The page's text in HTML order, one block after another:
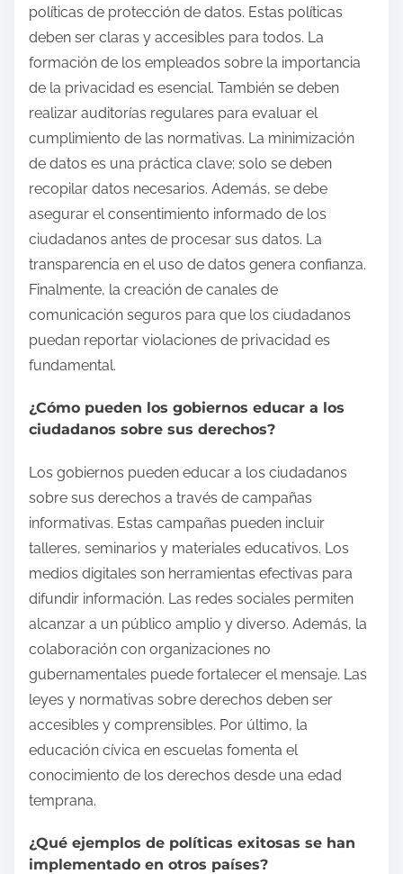
políticas de protección de datos. Estas políticas
deben ser claras y accesibles para todos. La
formación de los empleados sobre la importancia
de la privacidad es esencial. También se deben
realizar auditorías regulares para evaluar el
cumplimiento de las normativas. La minimización
de datos es una práctica clave; solo se deben
recopilar datos necesarios. Además, se debe
asegurar el consentimiento informado de los
ciudadanos antes de procesar sus datos. La
transparencia en el uso de datos genera confianza.
Finalmente, la creación de canales de
comunicación seguros para que los ciudadanos
puedan reportar violaciones de privacidad es
fundamental.
¿Cómo pueden los gobiernos educar a los
ciudadanos sobre sus derechos?
Los gobiernos pueden educar a los ciudadanos
sobre sus derechos a través de campañas
informativas. Estas campañas pueden incluir
talleres, seminarios y materiales educativos. Los
medios digitales son herramientas efectivas para
difundir información. Las redes sociales permiten
alcanzar a un público amplio y diverso. Además, la
colaboración con organizaciones no
gubernamentales puede fortalecer el mensaje. Las
leyes y normativas sobre derechos deben ser
accesibles y comprensibles. Por último, la
educación cívica en escuelas fomenta el
conocimiento de los derechos desde una edad
temprana.
¿Qué ejemplos de políticas exitosas se han
implementado en otros países?